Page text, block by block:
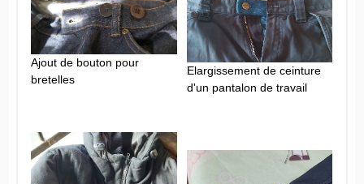
Ajout de bouton pour
bretelles
Elargissement de ceinture
d'un pantalon de travail